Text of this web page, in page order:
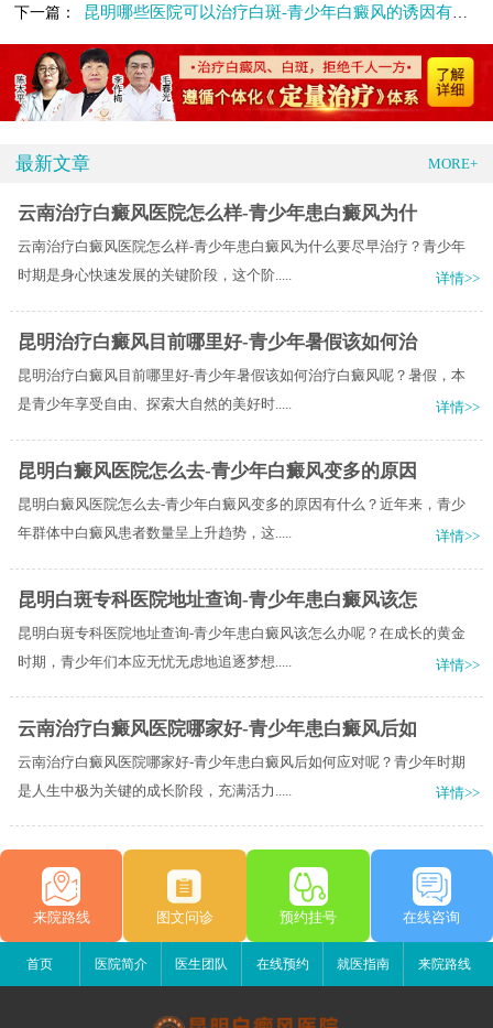
下一篇： 昆明哪些医院可以治疗白斑-青少年白癜风的诱因有哪些
最新文章 MORE+
云南治疗白癜风医院怎么样-青少年患白癜风为什
云南治疗白癜风医院怎么样-青少年患白癜风为什么要尽早治疗？青少年
时期是身心快速发展的关键阶段，这个阶.....
详情>>
昆明治疗白癜风目前哪里好-青少年暑假该如何治
昆明治疗白癜风目前哪里好-青少年暑假该如何治疗白癜风呢？暑假，本
是青少年享受自由、探索大自然的美好时.....
详情>>
昆明白癜风医院怎么去-青少年白癜风变多的原因
昆明白癜风医院怎么去-青少年白癜风变多的原因有什么？近年来，青少
年群体中白癜风患者数量呈上升趋势，这.....
详情>>
昆明白斑专科医院地址查询-青少年患白癜风该怎
昆明白斑专科医院地址查询-青少年患白癜风该怎么办呢？在成长的黄金
时期，青少年们本应无忧无虑地追逐梦想.....
详情>>
云南治疗白癜风医院哪家好-青少年患白癜风后如
云南治疗白癜风医院哪家好-青少年患白癜风后如何应对呢？青少年时期
是人生中极为关键的成长阶段，充满活力.....
详情>>
来院路线 图文问诊 预约挂号 在线咨询
首页 医院简介 医生团队 在线预约 就医指南 来院路线